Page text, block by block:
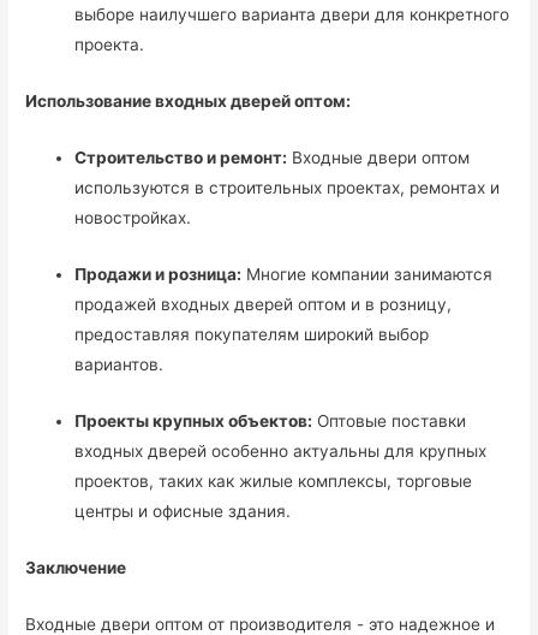
выборе наилучшего варианта двери для конкретного
проекта.
Использование входных дверей оптом:
Строительство и ремонт: Входные двери оптом
используются в строительных проектах, ремонтах и
новостройках.
Продажи и розница: Многие компании занимаются
продажей входных дверей оптом и в розницу,
предоставляя покупателям широкий выбор
вариантов.
Проекты крупных объектов: Оптовые поставки
входных дверей особенно актуальны для крупных
проектов, таких как жилые комплексы, торговые
центры и офисные здания.
Заключение
Входные двери оптом от производителя - это надежное и